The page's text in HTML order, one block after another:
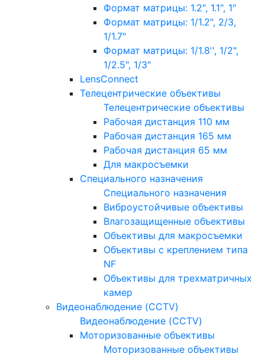
Формат матрицы: 1.2", 1.1", 1"
Формат матрицы: 1/1.2", 2/3,
1/1.7"
Формат матрицы: 1/1.8'', 1/2",
1/2.5", 1/3"
LensConnect
Телецентрические объективы
Телецентрические объективы
Рабочая дистанция 110 мм
Рабочая дистанция 165 мм
Рабочая дистанция 65 мм
Для макросъемки
Специального назначения
Специального назначения
Виброустойчивые объективы
Влагозащищенные объективы
Объективы для макросъемки
Объективы с креплением типа
NF
Объективы для трехматричных
камер
Видеонаблюдение (CCTV)
Видеонаблюдение (CCTV)
Моторизованные объективы
Моторизованные объективы